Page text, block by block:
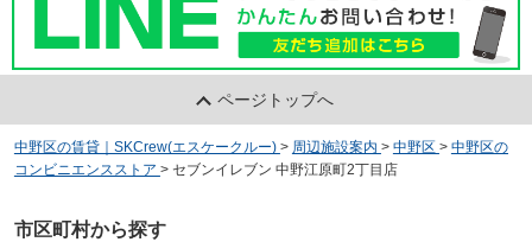
ページトップへ
中野区の賃貸｜SKCrew(エスケークルー) > 周辺施設案内 > 中野区 > 中野区の
コンビニエンスストア > セブンイレブン 中野江原町2丁目店
市区町村から探す